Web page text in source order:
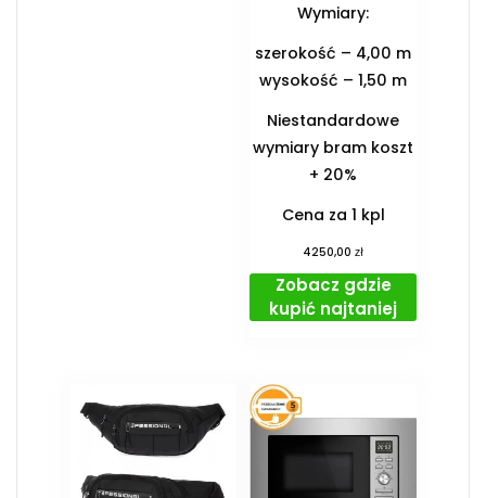
Wymiary:
szerokość – 4,00 m
wysokość – 1,50 m
Niestandardowe
wymiary bram koszt
+ 20%
Cena za 1 kpl
4250,00zł
Zobacz gdzie
kupić najtaniej